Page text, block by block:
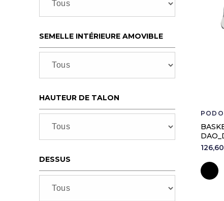
SEMELLE INTÉRIEURE AMOVIBLE
HAUTEUR DE TALON
DESSUS